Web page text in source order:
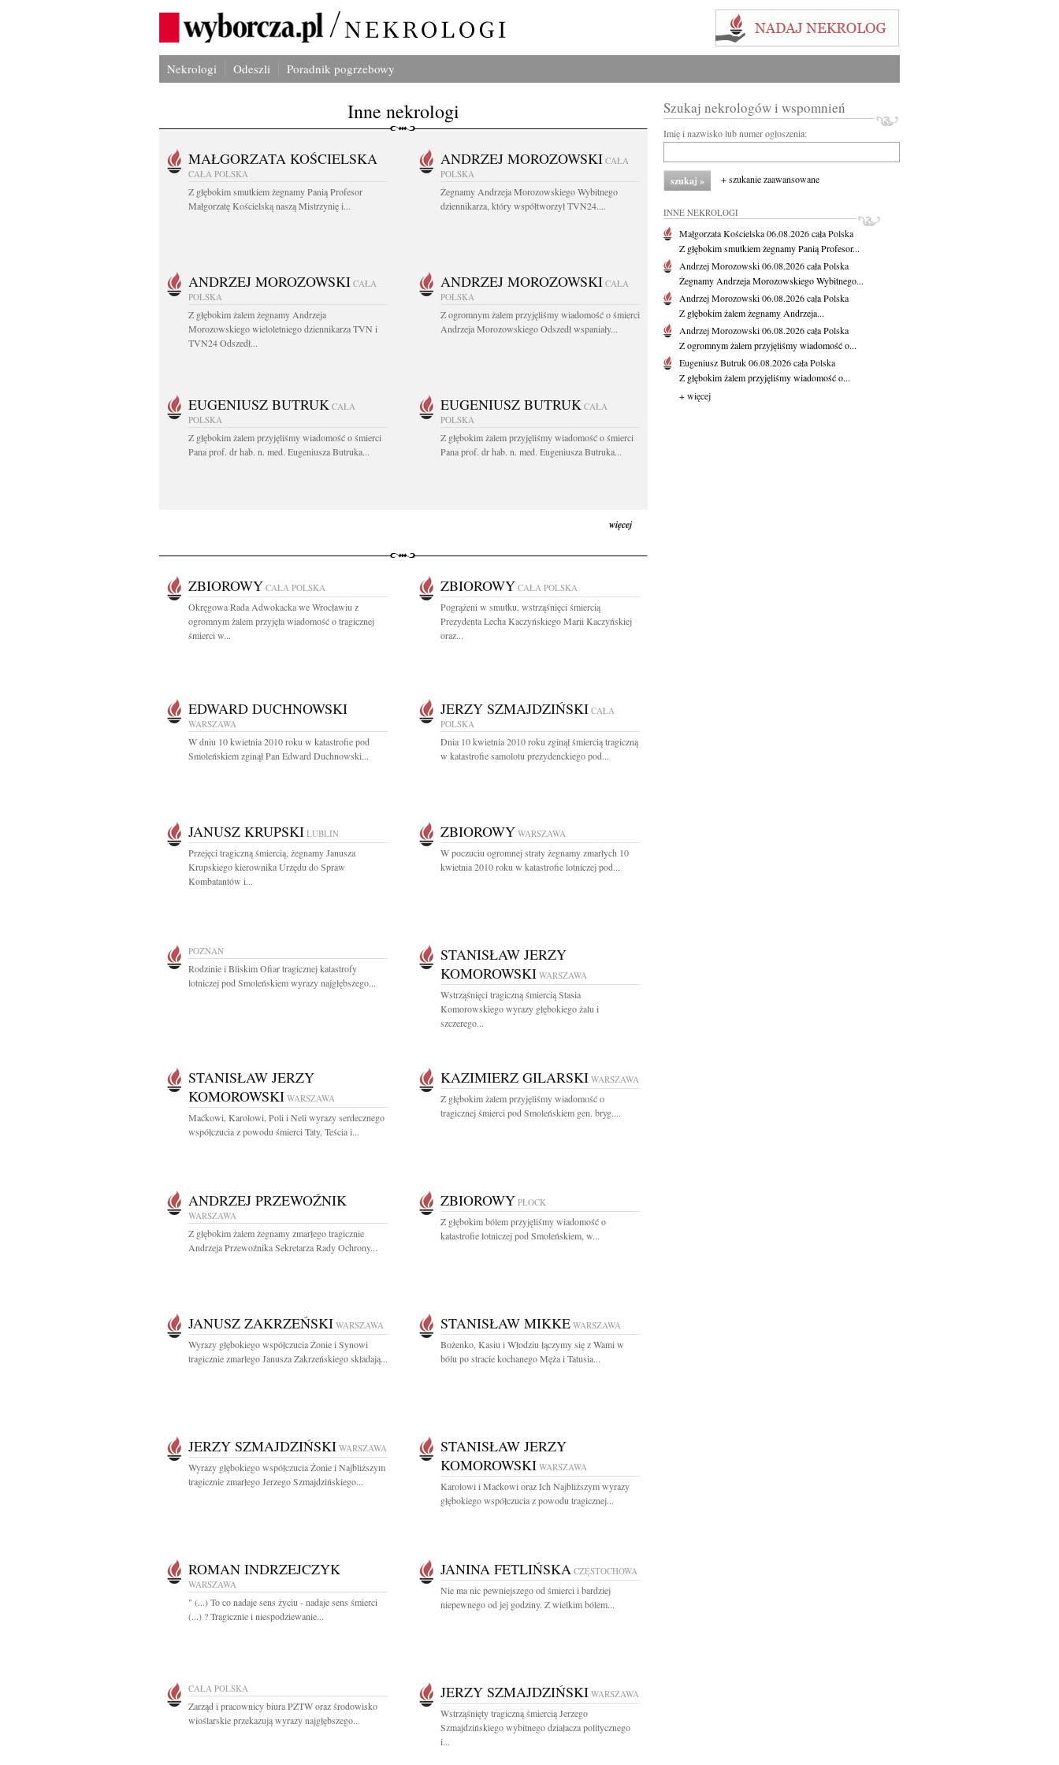
Nekrologi Odeszli Poradnik pogrzebowy
Inne nekrologi
MAŁGORZATA KOŚCIELSKA
CAŁA POLSKA
Z głębokim smutkiem żegnamy Panią Profesor
Małgorzatę Kościelską naszą Mistrzynię i...
ANDRZEJ MOROZOWSKI CAŁA
POLSKA
Żegnamy Andrzeja Morozowskiego Wybitnego
dziennikarza, który współtworzył TVN24....
ANDRZEJ MOROZOWSKI CAŁA
POLSKA
Z głębokim żalem żegnamy Andrzeja
Morozowskiego wieloletniego dziennikarza TVN i
TVN24 Odszedł...
ANDRZEJ MOROZOWSKI CAŁA
POLSKA
Z ogromnym żalem przyjęliśmy wiadomość o śmierci
Andrzeja Morozowskiego Odszedł wspaniały...
EUGENIUSZ BUTRUK CAŁA
POLSKA
Z głębokim żalem przyjęliśmy wiadomość o śmierci
Pana prof. dr hab. n. med. Eugeniusza Butruka...
EUGENIUSZ BUTRUK CAŁA
POLSKA
Z głębokim żalem przyjęliśmy wiadomość o śmierci
Pana prof. dr hab. n. med. Eugeniusza Butruka...
więcej
ZBIOROWY CAŁA POLSKA
Okręgowa Rada Adwokacka we Wrocławiu z
ogromnym żalem przyjęła wiadomość o tragicznej
śmierci w...
ZBIOROWY CAŁA POLSKA
Pogrążeni w smutku, wstrząśnięci śmiercią
Prezydenta Lecha Kaczyńskiego Marii Kaczyńskiej
oraz...
EDWARD DUCHNOWSKI
WARSZAWA
W dniu 10 kwietnia 2010 roku w katastrofie pod
Smoleńskiem zginął Pan Edward Duchnowski...
JERZY SZMAJDZIŃSKI CAŁA
POLSKA
Dnia 10 kwietnia 2010 roku zginął śmiercią tragiczną
w katastrofie samolotu prezydenckiego pod...
JANUSZ KRUPSKI LUBLIN
Przejęci tragiczną śmiercią, żegnamy Janusza
Krupskiego kierownika Urzędu do Spraw
Kombatantów i...
ZBIOROWY WARSZAWA
W poczuciu ogromnej straty żegnamy zmarłych 10
kwietnia 2010 roku w katastrofie lotniczej pod...
POZNAŃ
Rodzinie i Bliskim Ofiar tragicznej katastrofy
lotniczej pod Smoleńskiem wyrazy najgłębszego...
STANISŁAW JERZY
KOMOROWSKI WARSZAWA
Wstrząśnięci tragiczną śmiercią Stasia
Komorowskiego wyrazy głębokiego żalu i
szczerego...
STANISŁAW JERZY
KOMOROWSKI WARSZAWA
Maćkowi, Karolowi, Poli i Neli wyrazy serdecznego
współczucia z powodu śmierci Taty, Teścia i...
KAZIMIERZ GILARSKI WARSZAWA
Z głębokim żalem przyjęliśmy wiadomość o
tragicznej śmierci pod Smoleńskiem gen. bryg....
ANDRZEJ PRZEWOŹNIK
WARSZAWA
Z głębokim żalem żegnamy zmarłego tragicznie
Andrzeja Przewoźnika Sekretarza Rady Ochrony...
ZBIOROWY PŁOCK
Z głębokim bólem przyjęliśmy wiadomość o
katastrofie lotniczej pod Smoleńskiem, w...
JANUSZ ZAKRZEŃSKI WARSZAWA
Wyrazy głębokiego współczucia Żonie i Synowi
tragicznie zmarłego Janusza Zakrzeńskiego składają...
STANISŁAW MIKKE WARSZAWA
Bożenko, Kasiu i Włodziu łączymy się z Wami w
bólu po stracie kochanego Męża i Tatusia...
JERZY SZMAJDZIŃSKI WARSZAWA
Wyrazy głębokiego współczucia Żonie i Najbliższym
tragicznie zmarłego Jerzego Szmajdzińskiego...
STANISŁAW JERZY
KOMOROWSKI WARSZAWA
Karolowi i Maćkowi oraz Ich Najbliższym wyrazy
głębokiego współczucia z powodu tragicznej...
ROMAN INDRZEJCZYK
WARSZAWA
" (...) To co nadaje sens życiu - nadaje sens śmierci
(...) ? Tragicznie i niespodziewanie...
JANINA FETLIŃSKA CZĘSTOCHOWA
Nie ma nic pewniejszego od śmierci i bardziej
niepewnego od jej godziny. Z wielkim bólem...
CAŁA POLSKA
Zarząd i pracownicy biura PZTW oraz środowisko
wioślarskie przekazują wyrazy najgłębszego...
JERZY SZMAJDZIŃSKI WARSZAWA
Wstrząśnięty tragiczną śmiercią Jerzego
Szmajdzińskiego wybitnego działacza politycznego
i...
Szukaj nekrologów i wspomnień
Imię i nazwisko lub numer ogłoszenia:
+ szukanie zaawansowane
INNE NEKROLOGI
Małgorzata Kościelska06.08.2026cała Polska
Z głębokim smutkiem żegnamy Panią Profesor...
Andrzej Morozowski06.08.2026cała Polska
Żegnamy Andrzeja Morozowskiego Wybitnego...
Andrzej Morozowski06.08.2026cała Polska
Z głębokim żalem żegnamy Andrzeja...
Andrzej Morozowski06.08.2026cała Polska
Z ogromnym żalem przyjęliśmy wiadomość o...
Eugeniusz Butruk06.08.2026cała Polska
Z głębokim żalem przyjęliśmy wiadomość o...
+ więcej